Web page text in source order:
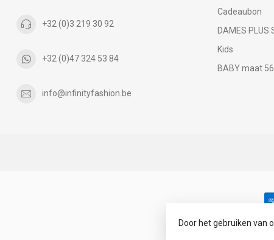
+32 (0)3 219 30 92
+32 (0)47 324 53 84
info@infinityfashion.be
Cadeaubon
DAMES PLUS
Kids
BABY maat
Door het gebruiken van